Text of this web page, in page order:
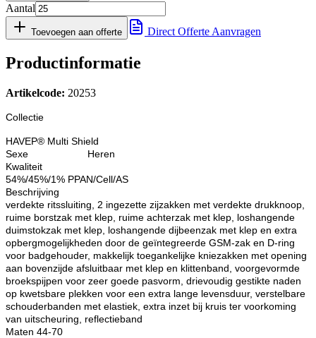
Aantal
Toevoegen aan offerte Direct Offerte Aanvragen
Productinformatie
Artikelcode: 20253
Collectie
HAVEP® Multi Shield
Sexe
Heren
Kwaliteit
54%/45%/1% PPAN/Cell/AS
Beschrijving
verdekte ritssluiting, 2 ingezette zijzakken met verdekte drukknoop,
ruime borstzak met klep, ruime achterzak met klep, loshangende
duimstokzak met klep, loshangende dijbeenzak met klep en extra
opbergmogelijkheden door de geïntegreerde GSM-zak en D-ring
voor badgehouder, makkelijk toegankelijke kniezakken met opening
aan bovenzijde afsluitbaar met klep en klittenband, voorgevormde
broekspijpen voor zeer goede pasvorm, drievoudig gestikte naden
op kwetsbare plekken voor een extra lange levensduur, verstelbare
schouderbanden met elastiek, extra inzet bij kruis ter voorkoming
van uitscheuring, reflectieband
Maten 44-70